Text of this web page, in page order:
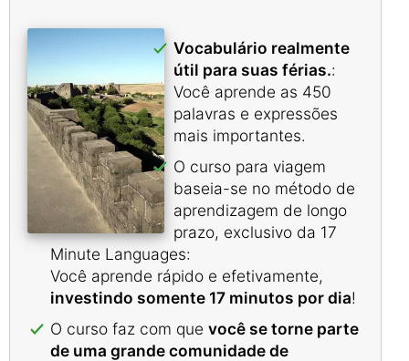
Vocabulário realmente
útil para suas férias.:
Você aprende as 450
palavras e expressões
mais importantes.
O curso para viagem
baseia-se no método de
aprendizagem de longo
prazo, exclusivo da 17
Minute Languages:
Você aprende rápido e efetivamente,
investindo somente 17 minutos por dia!
O curso faz com que você se torne parte
de uma grande comunidade de